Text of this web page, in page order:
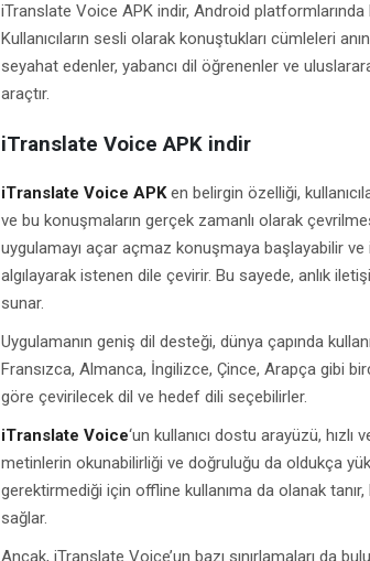
iTranslate Voice APK indir, Android platformlarında
Kullanıcıların sesli olarak konuştukları cümleleri
seyahat edenler, yabancı dil öğrenenler ve
araçtır.
iTranslate Voice APK indir
iTranslate Voice APKen belirgin özelliği,
ve bu konuşmaların gerçek zamanlı olarak
uygulamayı açar açmaz konuşmaya başlayabilir ve
algılayarak istenen dile çevirir. Bu sayede, anlık
sunar.
Uygulamanın geniş dil desteği, dünya çapında
Fransızca, Almanca, İngilizce, Çince, Arapça gibi
göre çevirilecek dil ve hedef dili seçebilirler.
iTranslate Voice‘un kullanıcı dostu arayüzü,
metinlerin okunabilirliği ve doğruluğu da oldukça
gerektirmediği için offline kullanıma da olanak
sağlar.